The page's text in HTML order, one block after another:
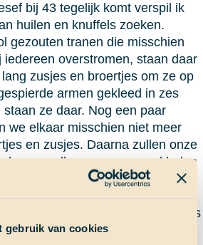
gebruik van cookies
bij 43 tegelijk komt verspil ik
huilen en knuffels zoeken.
gezouten tranen die misschien
iedereen overstromen, staan daar
zusjes en broertjes om ze op
armen gekleed in zes
ze daar. Nog een paar
we elkaar misschien niet meer
en zusjes. Daarna zullen onze
en zullen we ons weer kleden
op ons wachten. Daarna zullen
drogen, of zullen onze
en zusjes dat voor ons doen. Dit is
en alles aan boord wijst erop.